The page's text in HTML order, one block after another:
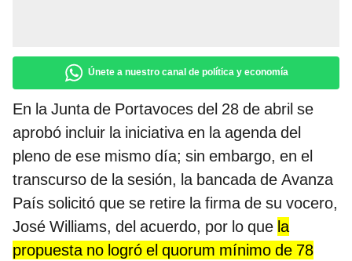
Únete a nuestro canal de política y economía
En la Junta de Portavoces del 28 de abril se
aprobó incluir la iniciativa en la agenda del
pleno de ese mismo día; sin embargo, en el
transcurso de la sesión, la bancada de Avanza
País solicitó que se retire la firma de su vocero,
José Williams, del acuerdo, por lo que la
propuesta no logró el quorum mínimo de 78